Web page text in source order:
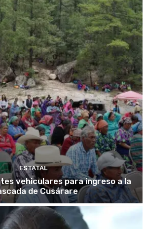
ESTATAL
vehiculares para ingreso a la
de Cusárare